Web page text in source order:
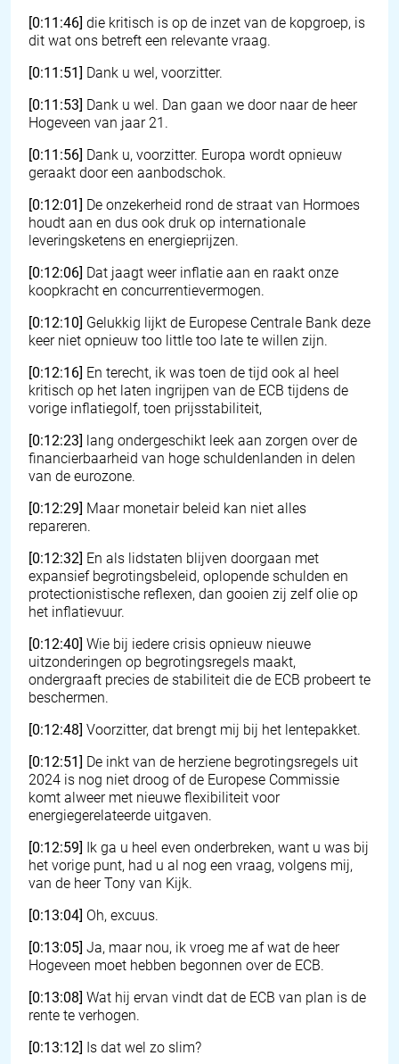
[0:11:46] die kritisch is op de inzet van de kopgroep, is
dit wat ons betreft een relevante vraag.
[0:11:51] Dank u wel, voorzitter.
[0:11:53] Dank u wel. Dan gaan we door naar de heer
Hogeveen van jaar 21.
[0:11:56] Dank u, voorzitter. Europa wordt opnieuw
geraakt door een aanbodschok.
[0:12:01] De onzekerheid rond de straat van Hormoes
houdt aan en dus ook druk op internationale
leveringsketens en energieprijzen.
[0:12:06] Dat jaagt weer inflatie aan en raakt onze
koopkracht en concurrentievermogen.
[0:12:10] Gelukkig lijkt de Europese Centrale Bank deze
keer niet opnieuw too little too late te willen zijn.
[0:12:16] En terecht, ik was toen de tijd ook al heel
kritisch op het laten ingrijpen van de ECB tijdens de
vorige inflatiegolf, toen prijsstabiliteit,
[0:12:23] lang ondergeschikt leek aan zorgen over de
financierbaarheid van hoge schuldenlanden in delen
van de eurozone.
[0:12:29] Maar monetair beleid kan niet alles
repareren.
[0:12:32] En als lidstaten blijven doorgaan met
expansief begrotingsbeleid, oplopende schulden en
protectionistische reflexen, dan gooien zij zelf olie op
het inflatievuur.
[0:12:40] Wie bij iedere crisis opnieuw nieuwe
uitzonderingen op begrotingsregels maakt,
ondergraaft precies de stabiliteit die de ECB probeert te
beschermen.
[0:12:48] Voorzitter, dat brengt mij bij het lentepakket.
[0:12:51] De inkt van de herziene begrotingsregels uit
2024 is nog niet droog of de Europese Commissie
komt alweer met nieuwe flexibiliteit voor
energiegerelateerde uitgaven.
[0:12:59] Ik ga u heel even onderbreken, want u was bij
het vorige punt, had u al nog een vraag, volgens mij,
van de heer Tony van Kijk.
[0:13:04] Oh, excuus.
[0:13:05] Ja, maar nou, ik vroeg me af wat de heer
Hogeveen moet hebben begonnen over de ECB.
[0:13:08] Wat hij ervan vindt dat de ECB van plan is de
rente te verhogen.
[0:13:12] Is dat wel zo slim?